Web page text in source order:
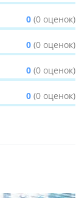
0 (0 оценок)
0 (0 оценок)
0 (0 оценок)
0 (0 оценок)